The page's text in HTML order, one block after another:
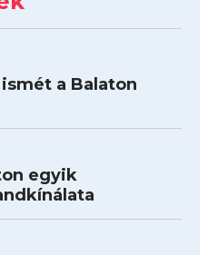
a Balaton
egyik